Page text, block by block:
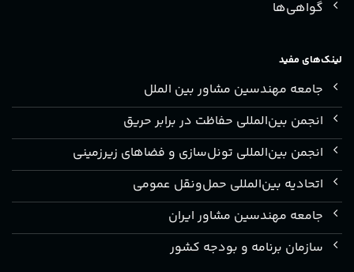
گواهی‌ها
لینک‌های مفید
جامعه مهندسین مشاور بین الملل
انجمن بین‌المللی حفاظت در برابر حریق
انجمن بین‌المللی تونل‌سازی و فضاهای زیرزمینی
اتحادیه بین‌المللی حمل‌ونقل عمومی
جامعه مهندسین مشاور ایران
سازمان برنامه و بودجه کشور